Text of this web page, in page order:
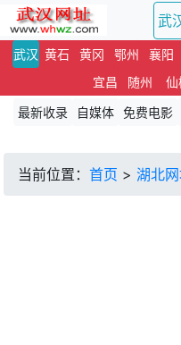
武
武汉 黄石 黄冈 鄂州 襄阳
宜昌
随州 仙
最新收录
自媒体 免费电影
当前位置： 首页 > 湖北